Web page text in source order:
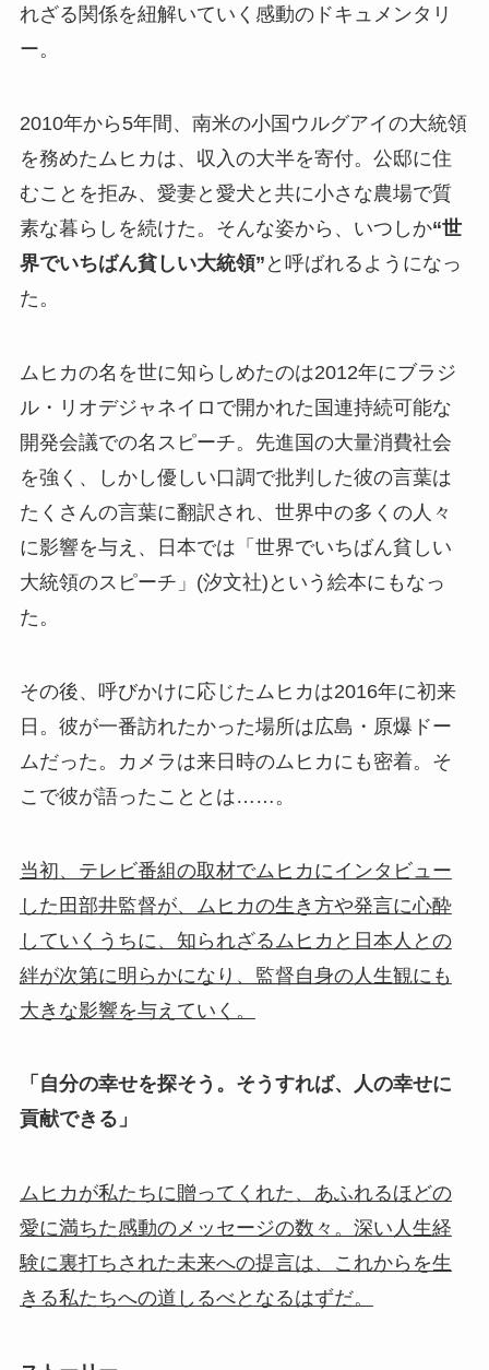
れざる関係を紐解いていく感動のドキュメンタリ
ー。
2010年から5年間、南米の小国ウルグアイの大統領
を務めたムヒカは、収入の大半を寄付。公邸に住
むことを拒み、愛妻と愛犬と共に小さな農場で質
素な暮らしを続けた。そんな姿から、いつしか“世
界でいちばん貧しい大統領” と呼ばれるようになっ
た。
ムヒカの名を世に知らしめたのは2012年にブラジ
ル・リオデジャネイロで開かれた国連持続可能な
開発会議での名スピーチ。先進国の大量消費社会
を強く、しかし優しい口調で批判した彼の言葉は
たくさんの言葉に翻訳され、世界中の多くの人々
に影響を与え、日本では「世界でいちばん貧しい
大統領のスピーチ」(汐文社)という絵本にもなっ
た。
その後、呼びかけに応じたムヒカは2016年に初来
日。彼が一番訪れたかった場所は広島・原爆ドー
ムだった。カメラは来日時のムヒカにも密着。そ
こで彼が語ったこととは……。
当初、テレビ番組の取材でムヒカにインタビュー
した田部井監督が、ムヒカの生き方や発言に心酔
していくうちに、知られざるムヒカと日本人との
絆が次第に明らかになり、監督自身の人生観にも
大きな影響を与えていく。
「自分の幸せを探そう。そうすれば、人の幸せに
貢献できる」
ムヒカが私たちに贈ってくれた、あふれるほどの
愛に満ちた感動のメッセージの数々。深い人生経
験に裏打ちされた未来への提言は、これからを生
きる私たちへの道しるべとなるはずだ。